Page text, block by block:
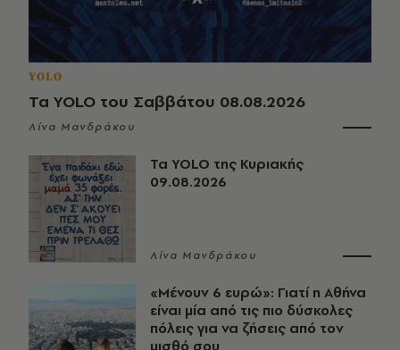
YOLO
Τα YOLO του Σαββάτου 08.08.2026
Λίνα Μανδράκου
Τα YOLO της Κυριακής
09.08.2026
Λίνα Μανδράκου
«Μένουν 6 ευρώ»: Γιατί η Αθήνα
είναι μία από τις πιο δύσκολες
πόλεις για να ζήσεις από τον